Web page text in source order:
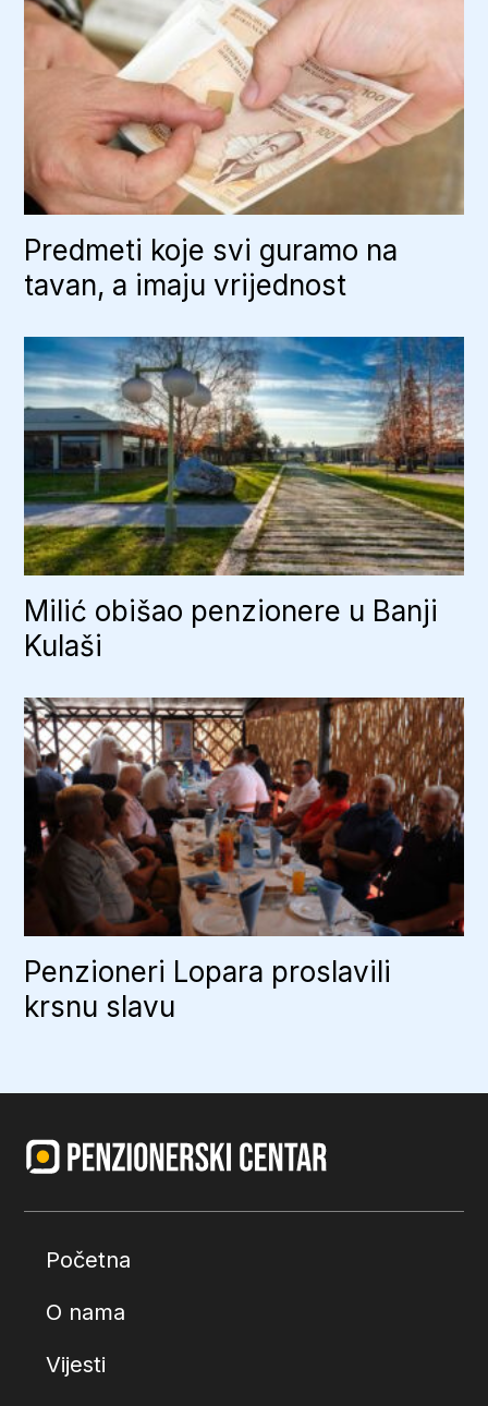
Predmeti koje svi guramo na
tavan, a imaju vrijednost
Milić obišao penzionere u Banji
Kulaši
Penzioneri Lopara proslavili
krsnu slavu
Početna
O nama
Vijesti